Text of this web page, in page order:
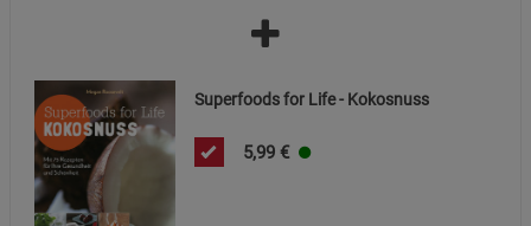
Superfoods for Life - Kokosnuss
5,99 €
Einstellungen speichern für die GruppeEinstellungen speichern für die Gruppe
Zurück Einstellungen speichern für die Gruppe
Einwilligung nicht erteilen